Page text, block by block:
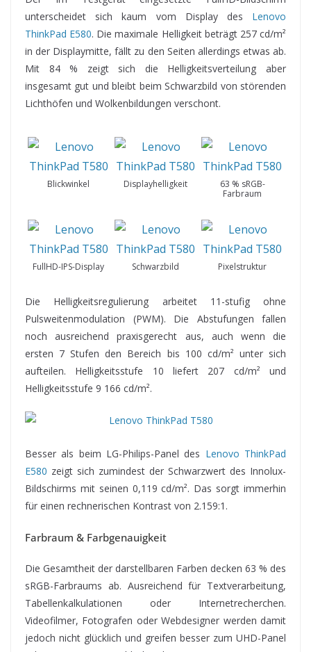
unterscheidet sich kaum vom Display des Lenovo
ThinkPad E580. Die maximale Helligkeit beträgt 257 cd/m²
in der Displaymitte, fällt zu den Seiten allerdings etwas ab.
Mit 84 % zeigt sich die Helligkeitsverteilung aber
insgesamt gut und bleibt beim Schwarzbild von störenden
Lichthöfen und Wolkenbildungen verschont.
Blickwinkel Displayhelligkeit
63 % sRGB-
Farbraum
FullHD-IPS-Display Schwarzbild Pixelstruktur
Die Helligkeitsregulierung arbeitet 11-stufig ohne
Pulsweitenmodulation (PWM). Die Abstufungen fallen
noch ausreichend praxisgerecht aus, auch wenn die
ersten 7 Stufen den Bereich bis 100 cd/m² unter sich
aufteilen. Helligkeitsstufe 10 liefert 207 cd/m² und
Helligkeitsstufe 9 166 cd/m².
Besser als beim LG-Philips-Panel des Lenovo ThinkPad
E580 zeigt sich zumindest der Schwarzwert des Innolux-
Bildschirms mit seinen 0,119 cd/m². Das sorgt immerhin
für einen rechnerischen Kontrast von 2.159:1.
Farbraum & Farbgenauigkeit
Die Gesamtheit der darstellbaren Farben decken 63 % des
sRGB-Farbraums ab. Ausreichend für Textverarbeitung,
Tabellenkalkulationen oder Internetrecherchen.
Videofilmer, Fotografen oder Webdesigner werden damit
jedoch nicht glücklich und greifen besser zum UHD-Panel